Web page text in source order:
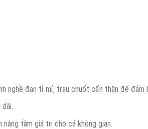
nghề đan tỉ mỉ, trau chuốt cẩn thận để đảm
tầm giá trị cho cả không gian.